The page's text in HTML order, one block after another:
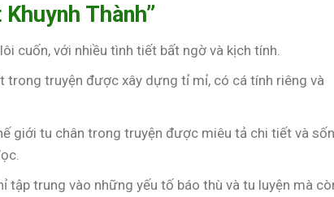
Thành”
cuốn, với nhiều tình tiết bất ngờ và kịch tính.
trong truyện được xây dựng tỉ mỉ, có cá tính riêng và
giới tu chân trong truyện được miêu tả chi tiết và
tập trung vào những yếu tố báo thù và tu luyện mà